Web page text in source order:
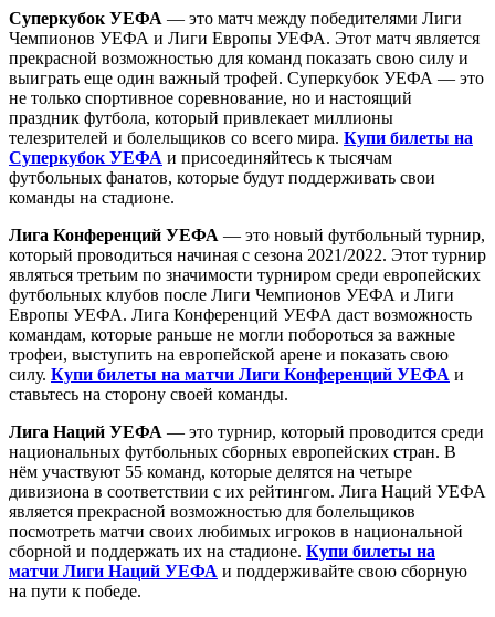
Суперкубок УЕФА — это матч между победителями Лиги
Чемпионов УЕФА и Лиги Европы УЕФА. Этот матч является
прекрасной возможностью для команд показать свою силу и
выиграть еще один важный трофей. Суперкубок УЕФА — это
не только спортивное соревнование, но и настоящий
праздник футбола, который привлекает миллионы
телезрителей и болельщиков со всего мира. Купи билеты на
Суперкубок УЕФА и присоединяйтесь к тысячам
футбольных фанатов, которые будут поддерживать свои
команды на стадионе.
Лига Конференций УЕФА — это новый футбольный турнир,
который проводиться начиная с сезона 2021/2022. Этот турнир
являться третьим по значимости турниром среди европейских
футбольных клубов после Лиги Чемпионов УЕФА и Лиги
Европы УЕФА. Лига Конференций УЕФА даст возможность
командам, которые раньше не могли побороться за важные
трофеи, выступить на европейской арене и показать свою
силу. Купи билеты на матчи Лиги Конференций УЕФА и
ставьтесь на сторону своей команды.
Лига Наций УЕФА — это турнир, который проводится среди
национальных футбольных сборных европейских стран. В
нём участвуют 55 команд, которые делятся на четыре
дивизиона в соответствии с их рейтингом. Лига Наций УЕФА
является прекрасной возможностью для болельщиков
посмотреть матчи своих любимых игроков в национальной
сборной и поддержать их на стадионе. Купи билеты на
матчи Лиги Наций УЕФА и поддерживайте свою сборную
на пути к победе.